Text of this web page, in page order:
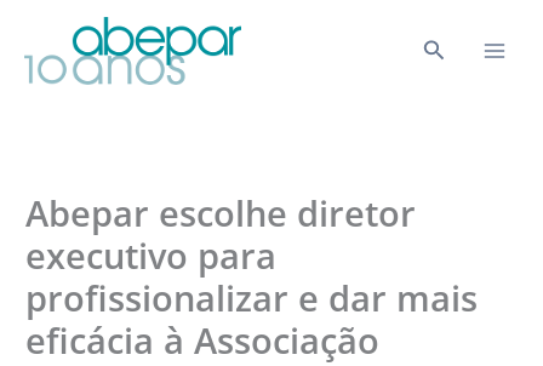
conteúdo
Pesquisar
Abepar escolhe diretor
executivo para
profissionalizar e dar mais
eficácia à Associação